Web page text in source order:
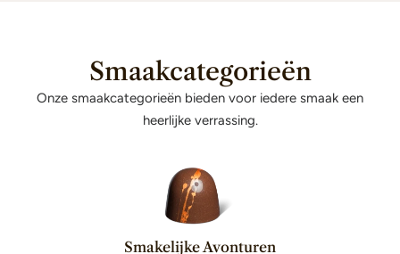
Smaakcategorieën
Onze smaakcategorieën bieden voor iedere smaak een
heerlijke verrassing.
Smakelijke Avonturen